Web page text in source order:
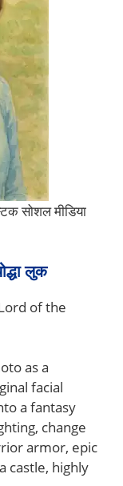
सोशल मीडिया
लुक
Lord of the
as a
facial
a fantasy
change
armor, epic
castle, highly